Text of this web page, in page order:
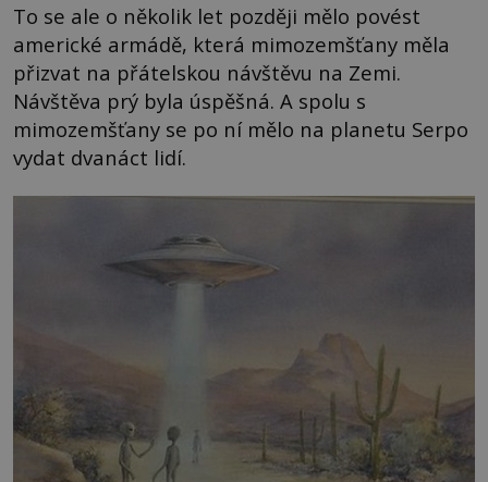
To se ale o několik let později mělo povést
americké armádě, která mimozemšťany měla
přizvat na přátelskou návštěvu na Zemi.
Návštěva prý byla úspěšná. A spolu s
mimozemšťany se po ní mělo na planetu Serpo
vydat dvanáct lidí.